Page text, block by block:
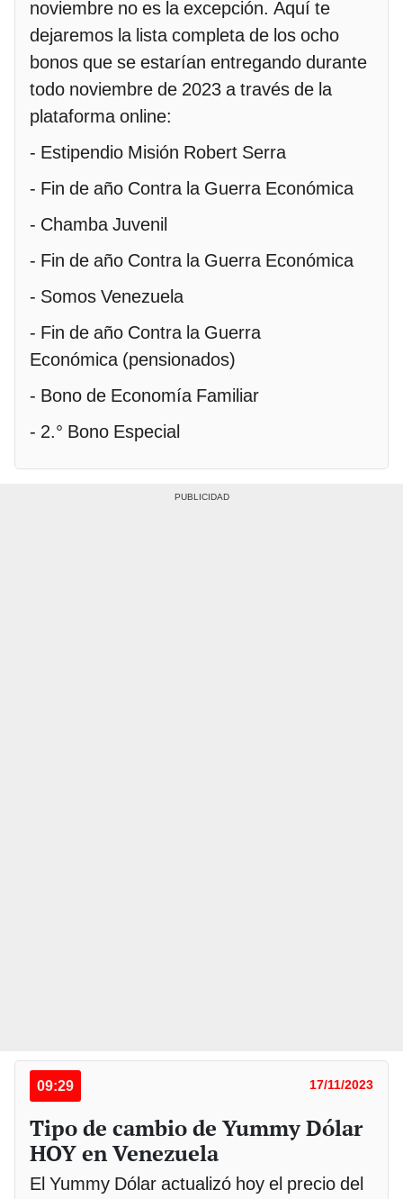
noviembre no es la excepción. Aquí te
dejaremos la lista completa de los ocho
bonos que se estarían entregando durante
todo noviembre de 2023 a través de la
plataforma online:
- Estipendio Misión Robert Serra
- Fin de año Contra la Guerra Económica
- Chamba Juvenil
- Fin de año Contra la Guerra Económica
- Somos Venezuela
- Fin de año Contra la Guerra
Económica (pensionados)
- Bono de Economía Familiar
- 2.° Bono Especial
09:29 17/11/2023
Tipo de cambio de Yummy Dólar
HOY en Venezuela
El Yummy Dólar actualizó hoy el precio del